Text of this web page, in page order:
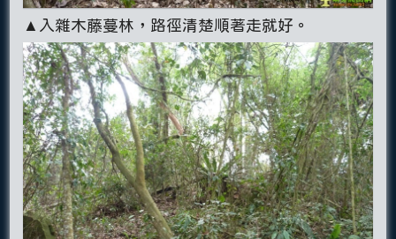
▲入雜木藤蔓林，路徑清楚順著走就好。